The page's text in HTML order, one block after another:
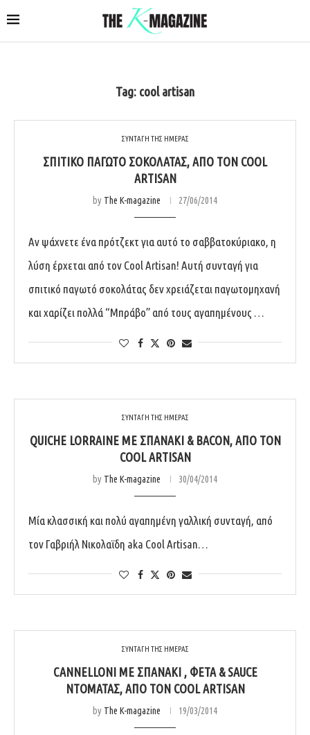
Tag: cool artisan
ΣΥΝΤΑΓΗ ΤΗΣ ΗΜΕΡΑΣ
ΣΠΙΤΙΚΌ ΠΑΓΩΤΌ ΣΟΚΟΛΆΤΑΣ, ΑΠΌ ΤΟΝ COOL
ARTISAN
by The K-magazine 27/06/2014
Αν ψάχνετε ένα πρότζεκτ για αυτό το σαββατοκύριακο, η
λύση έρχεται από τον Cool Artisan! Αυτή συνταγή για
σπιτικό παγωτό σοκολάτας δεν χρειάζεται παγωτομηχανή
και χαρίζει πολλά “Μπράβο” από τους αγαπημένους …
ΣΥΝΤΑΓΗ ΤΗΣ ΗΜΕΡΑΣ
QUICHE LORRAINE ΜΕ ΣΠΑΝΆΚΙ & BACON, ΑΠΌ ΤΟΝ
COOL ARTISAN
by The K-magazine 30/04/2014
Μία κλασσική και πολύ αγαπημένη γαλλική συνταγή, από
τον Γαβριήλ Νικολαϊδη aka Cool Artisan…
ΣΥΝΤΑΓΗ ΤΗΣ ΗΜΕΡΑΣ
CANNELLONI ΜΕ ΣΠΑΝΆΚΙ , ΦΈΤΑ & SAUCE
ΝΤΟΜΆΤΑΣ, ΑΠΌ ΤΟΝ COOL ARTISAN
by The K-magazine 19/03/2014